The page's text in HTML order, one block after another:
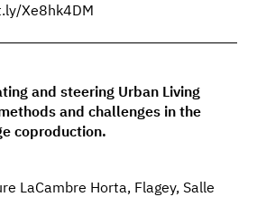
Xe8hk4DM
and steering Urban Living
and challenges in the
coproduction.
LaCambre Horta, Flagey, Salle